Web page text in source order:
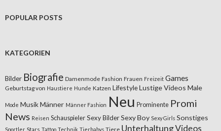
POPULAR POSTS
KATEGORIEN
Bilder Biografie Damenmode Fashion Frauen Freizeit Games
Geburtstag von Haustiere Hunde Katzen LifestyleLustige Videos Male
Mode MusikMänner Männer Fashion Neu Prominente Promi
News Reisen Schauspieler Sexy BilderSexy Boy Sexy Girls Sonstiges
Sportler Stars Tattoo Technik Tierbabys Tiere UnterhaltungVideos